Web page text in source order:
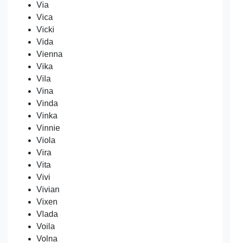
Via
Vica
Vicki
Vida
Vienna
Vika
Vila
Vina
Vinda
Vinka
Vinnie
Viola
Vira
Vita
Vivi
Vivian
Vixen
Vlada
Voila
Volna